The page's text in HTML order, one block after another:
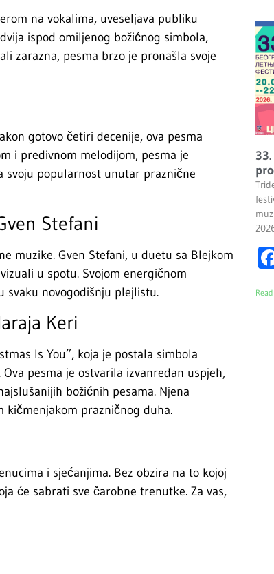
na vokalima, uveseljava publiku
ispod omiljenog božićnog simbola,
zarazna, pesma brzo je pronašla svoje
gotovo četiri decenije, ova pesma
i predivnom melodijom, pesma je
svoju popularnost unutar praznične
Stefani
muzike. Gven Stefani, u duetu sa Blejkom
u spotu. Svojom energičnom
svaku novogodišnju plejlistu.
Keri
Is You”, koja je postala simbola
pesma je ostvarila izvanredan uspjeh,
božićnih pesama. Njena
kičmenjakom prazničnog duha.
i sjećanjima. Bez obzira na to kojoj
će sabrati sve čarobne trenutke. Za vas,